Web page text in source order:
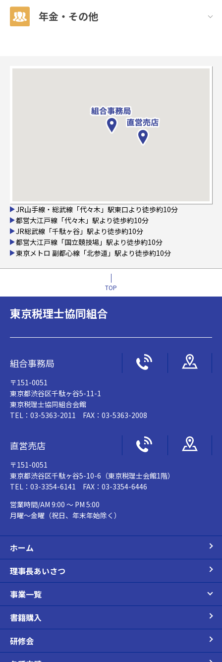
年金・その他
JR山手線・総武線「代々木」駅東口より徒歩約10分
都営大江戸線「代々木」駅より徒歩約10分
JR総武線「千駄ヶ谷」駅より徒歩約10分
都営大江戸線「国立競技場」駅より徒歩約10分
東京メトロ 副都心線「北参道」駅より徒歩約10分
TOP
東京税理士協同組合
組合事務局
〒151-0051
東京都渋谷区千駄ヶ谷5-11-1
東京税理士協同組合会館
TEL：03-5363-2011 FAX：03-5363-2008
直営売店
〒151-0051
東京都渋谷区千駄ヶ谷5-10-6（東京税理士会館1階）
TEL：03-3354-6141 FAX：03-3354-6446
営業時間/AM 9:00 ～ PM 5:00
月曜～金曜（祝日、年末年始除く）
ホーム
理事長あいさつ
事業一覧
書籍購入
研修会